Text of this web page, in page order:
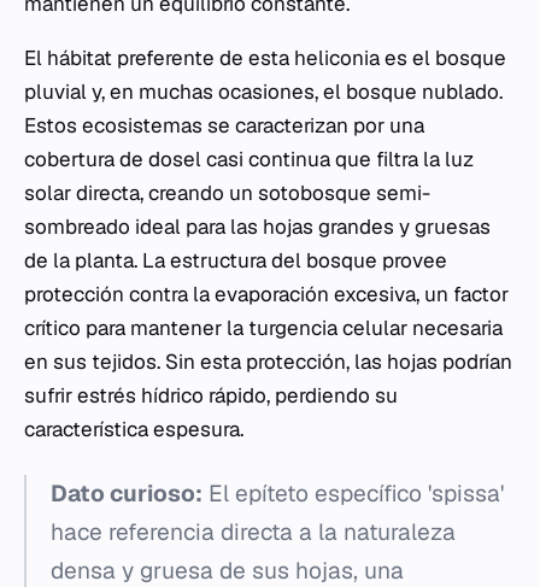
El hábitat preferente de esta heliconia es el bosque
pluvial y, en muchas ocasiones, el bosque nublado.
Estos ecosistemas se caracterizan por una
cobertura de dosel casi continua que filtra la luz
solar directa, creando un sotobosque semi-
sombreado ideal para las hojas grandes y gruesas
de la planta. La estructura del bosque provee
protección contra la evaporación excesiva, un factor
crítico para mantener la turgencia celular necesaria
en sus tejidos. Sin esta protección, las hojas podrían
sufrir estrés hídrico rápido, perdiendo su
característica espesura.
Dato curioso: El epíteto específico 'spissa'
hace referencia directa a la naturaleza
densa y gruesa de sus hojas, una